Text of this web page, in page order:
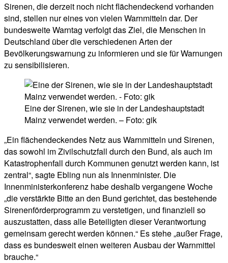
Sirenen, die derzeit noch nicht flächendeckend vorhanden
sind, stellen nur eines von vielen Warnmitteln dar. Der
bundesweite Warntag verfolgt das Ziel, die Menschen in
Deutschland über die verschiedenen Arten der
Bevölkerungswarnung zu informieren und sie für Warnungen
zu sensibilisieren.
Eine der Sirenen, wie sie in der Landeshauptstadt
Mainz verwendet werden. – Foto: gik
„Ein flächendeckendes Netz aus Warnmitteln und Sirenen,
das sowohl im Zivilschutzfall durch den Bund, als auch im
Katastrophenfall durch Kommunen genutzt werden kann, ist
zentral“, sagte Ebling nun als Innenminister. Die
Innenministerkonferenz habe deshalb vergangene Woche
„die verstärkte Bitte an den Bund gerichtet, das bestehende
Sirenenförderprogramm zu verstetigen, und finanziell so
auszustatten, dass alle Beteiligten dieser Verantwortung
gemeinsam gerecht werden können.“ Es stehe „außer Frage,
dass es bundesweit einen weiteren Ausbau der Warnmittel
brauche.“